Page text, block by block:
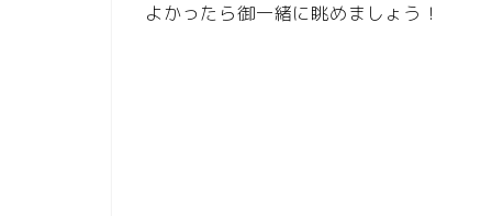
よかったら御一緒に眺めましょう！